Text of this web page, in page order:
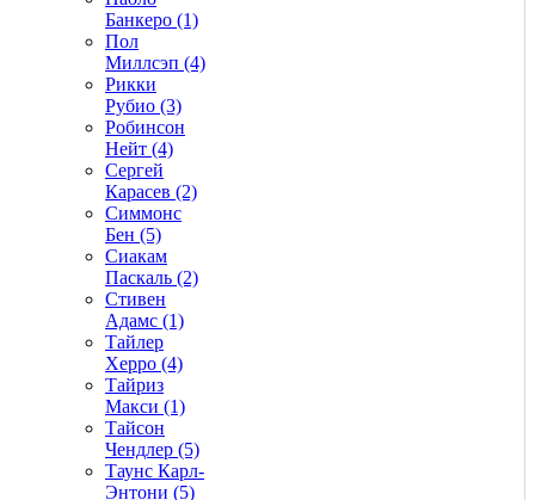
Банкеро (1)
Пол
Миллсэп (4)
Рикки
Рубио (3)
Робинсон
Нейт (4)
Сергей
Карасев (2)
Симмонс
Бен (5)
Сиакам
Паскаль (2)
Стивен
Адамс (1)
Тайлер
Херро (4)
Тайриз
Макси (1)
Тайсон
Чендлер (5)
Таунс Карл-
Энтони (5)